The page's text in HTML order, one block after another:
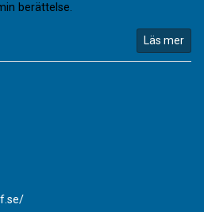
berättelse.
Läs mer